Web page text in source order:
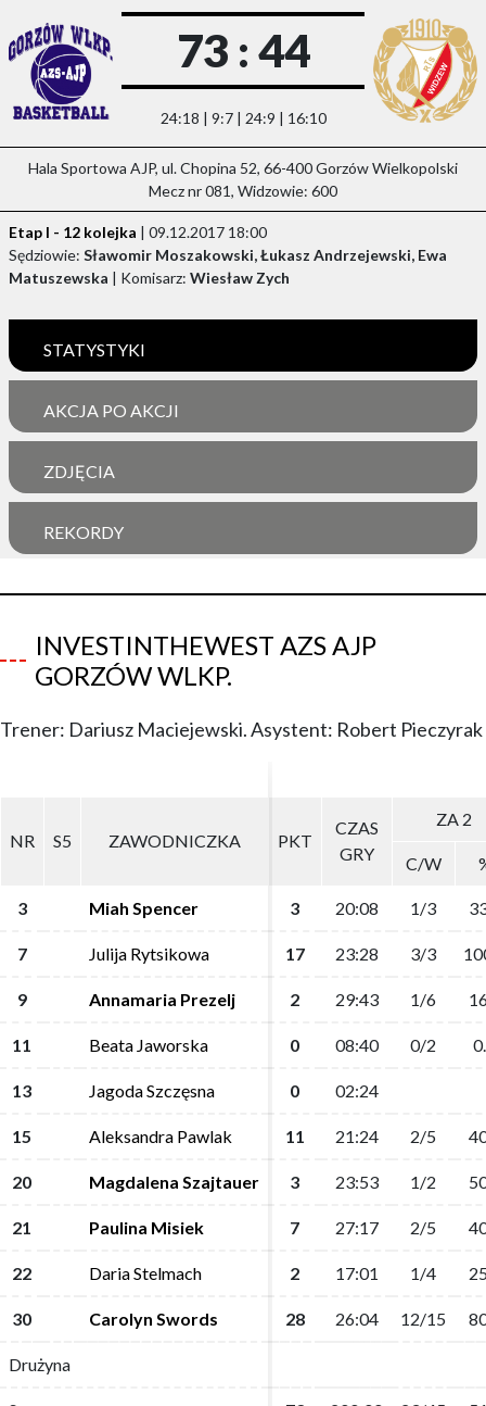
73 : 44
24:18 | 9:7 | 24:9 | 16:10
Hala Sportowa AJP, ul. Chopina 52, 66-400 Gorzów Wielkopolski
Mecz nr 081, Widzowie: 600
Etap I - 12 kolejka | 09.12.2017 18:00
Sędziowie: Sławomir Moszakowski, Łukasz Andrzejewski, Ewa
Matuszewska | Komisarz: Wiesław Zych
STATYSTYKI
AKCJA PO AKCJI
ZDJĘCIA
REKORDY
INVESTINTHEWEST AZS AJP
GORZÓW WLKP.
Trener: Dariusz Maciejewski. Asystent: Robert Pieczyrak
NR S5 ZAWODNICZKA PKT
CZAS
GRY
ZA 2
C/W
3 Miah Spencer 3 20:08 1/3
7 Julija Rytsikowa 17 23:28 3/3
9 Annamaria Prezelj 2 29:43 1/6
11 Beata Jaworska 0 08:40 0/2
13 Jagoda Szczęsna 0 02:24
15 Aleksandra Pawlak 11 21:24 2/5
20 Magdalena Szajtauer 3 23:53 1/2
21 Paulina Misiek 7 27:17 2/5
22 Daria Stelmach 2 17:01 1/4
30 Carolyn Swords 28 26:04 12/15
Drużyna
NR S5 ZAWODNICZKA PKT
CZAS
GRY
ZA 2
C/W
3 Miah Spencer 3 20:08 1/3
7 Julija Rytsikowa 17 23:28 3/3
9 Annamaria Prezelj 2 29:43 1/6
11 Beata Jaworska 0 08:40 0/2
13 Jagoda Szczęsna 0 02:24
15 Aleksandra Pawlak 11 21:24 2/5
20 Magdalena Szajtauer 3 23:53 1/2
21 Paulina Misiek 7 27:17 2/5
22 Daria Stelmach 2 17:01 1/4
30 Carolyn Swords 28 26:04 12/15
Drużyna